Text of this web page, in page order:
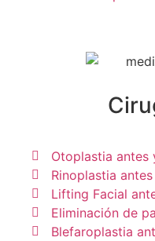
Otoplastia antes
Rinoplastia
Lifting Facial
Eliminación de
Blefaroplastia